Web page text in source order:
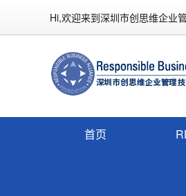
Hi,欢迎来到深圳市创思维企业
首页